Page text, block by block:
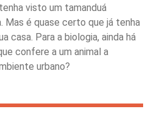
visto um tamanduá
Mas é quase certo que já tenha
casa. Para a biologia, ainda há
confere a um animal a
urbano?